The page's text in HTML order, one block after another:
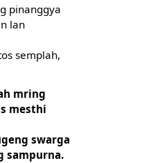
pinanggya
lan
semplah,
mring
mesthi
swarga
sampurna.